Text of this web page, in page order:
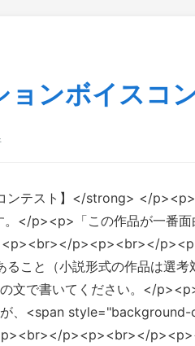
ンボイスコ
テスト】</strong> </
</p><p>「この作品が一番面
p><p><br></
こと（小説形式の作品は選
文で書いてください。</
が、<span
p><p><br></